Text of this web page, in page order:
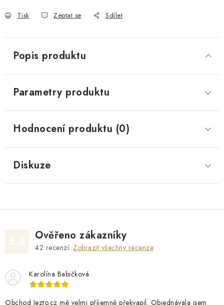
Tisk Zeptat se Sdílet
Popis produktu
Parametry produktu
Hodnocení produktu (0)
Diskuze
Ověřeno zákazníky
42 recenzí. Zobrazit všechny recenze
Karolína Babičková
Obchod Jezto.cz mě velmi příjemně překvapil. Objednávala jsem